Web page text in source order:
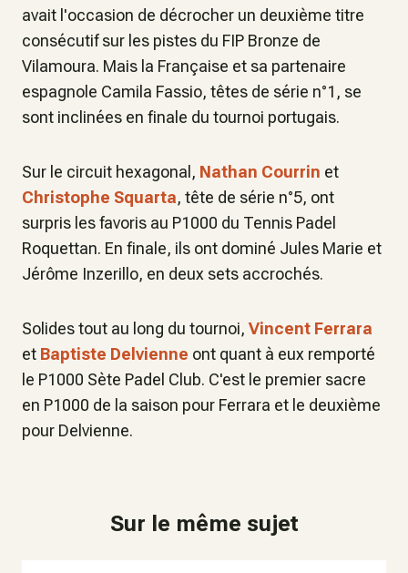
avait l'occasion de décrocher un deuxième titre
consécutif sur les pistes du FIP Bronze de
Vilamoura. Mais la Française et sa partenaire
espagnole Camila Fassio, têtes de série n°1, se
sont inclinées en finale du tournoi portugais.
Sur le circuit hexagonal, Nathan Courrin et
Christophe Squarta, tête de série n°5, ont
surpris les favoris au P1000 du Tennis Padel
Roquettan. En finale, ils ont dominé Jules Marie et
Jérôme Inzerillo, en deux sets accrochés.
Solides tout au long du tournoi, Vincent Ferrara
et Baptiste Delvienne ont quant à eux remporté
le P1000 Sète Padel Club. C'est le premier sacre
en P1000 de la saison pour Ferrara et le deuxième
pour Delvienne.
Sur le même sujet